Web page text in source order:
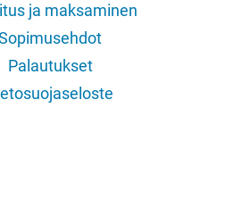
ja maksaminen
Palautukset